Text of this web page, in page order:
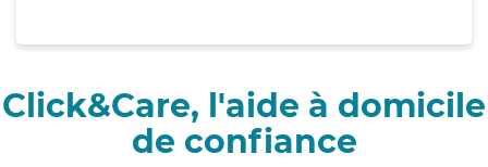
Click&Care, l'aide à domicile
de confiance